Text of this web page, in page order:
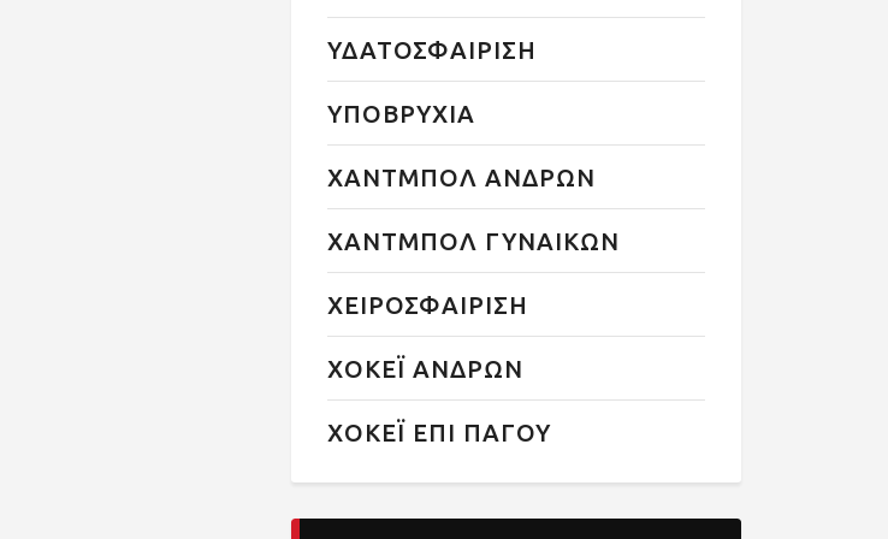
ΥΔΑΤΟΣΦΑΙΡΙΣΗ
ΥΠΟΒΡΥΧΙΑ
ΧΑΝΤΜΠΟΛ ΑΝΔΡΩΝ
ΧΑΝΤΜΠΟΛ ΓΥΝΑΙΚΩΝ
ΧΕΙΡΟΣΦΑΙΡΙΣΗ
ΧΟΚΕΪ ΑΝΔΡΩΝ
ΧΟΚΕΪ ΕΠΙ ΠΑΓΟΥ